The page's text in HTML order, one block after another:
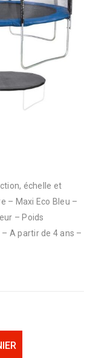
échelle et
– Maxi Eco Bleu –
– Poids
A partir de 4 ans –